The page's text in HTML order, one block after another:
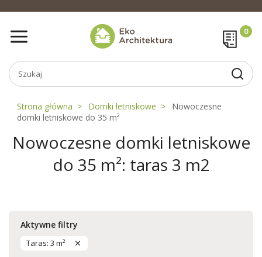
Strona główna Domki letniskowe
Nowoczesne
domki letniskowe do 35 m²
Nowoczesne domki letniskowe
do 35 m²: taras 3 m2
Aktywne filtry
Taras: 3 m²